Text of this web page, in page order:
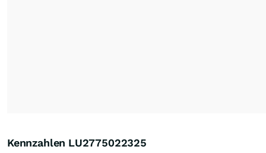
Kennzahlen LU2775022325